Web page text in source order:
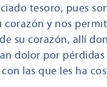
tesoro, pues
corazón y nos
su corazón, allí
dolor por pérdidas
las que les ha